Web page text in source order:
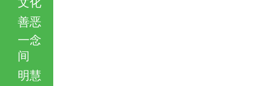
善恶
一念
间
明慧